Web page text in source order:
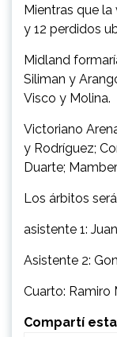
Mientras que
y 12 perdidos
Midland
Siliman y
Visco y Molina.
Victoriano
y Rodríguez;
Duarte;
Los árbitos
asistente 1:
Asistente 2:
Cuarto: Ramiro
Compartí